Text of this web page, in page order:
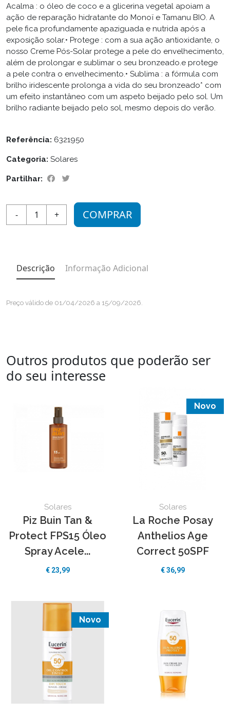
Acalma : o óleo de coco e a glicerina vegetal apoiam a
ação de reparação hidratante do Monoï e Tamanu BIO. A
pele fica profundamente apaziguada e nutrida após a
exposição solar.• Protege : com a sua ação antioxidante, o
nosso Creme Pós-Solar protege a pele do envelhecimento,
além de prolongar e sublimar o seu bronzeado.e protege
a pele contra o envelhecimento.• Sublima : a fórmula com
brilho iridescente prolonga a vida do seu bronzeado* com
um efeito instantâneo com um aspeto beijado pelo sol. Um
brilho radiante beijado pelo sol, mesmo depois do verão.
Referência: 6321950
Categoria: Solares
Partilhar:
- 1 + COMPRAR
Descrição Informação Adicional
Preço válido de 01/04/2026 a 15/09/2026.
Outros produtos que poderão ser
do seu interesse
Solares
Piz Buin Tan &
Protect FPS15 Óleo
Spray Acele...
€ 23,99
Novo
Solares
La Roche Posay
Anthelios Age
Correct 50SPF
€36,99
Novo